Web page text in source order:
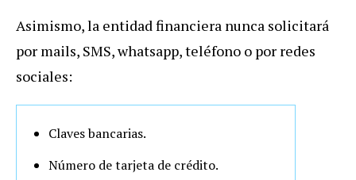
Asimismo, la entidad financiera nunca solicitará
por mails, SMS, whatsapp, teléfono o por redes
sociales:
Claves bancarias.
Número de tarjeta de crédito.